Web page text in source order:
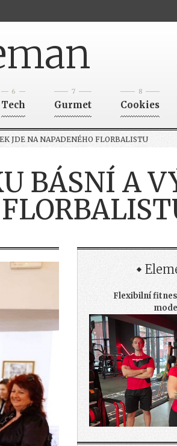
6
Tech
7
Gurmet
8
Cookies
JDE NA NAPADENÉHO FLORBALISTU
BÁSNÍ A
Flexibilní